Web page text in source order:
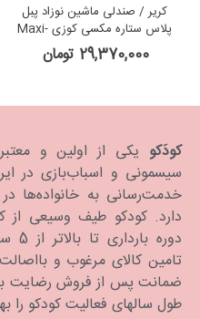
کریر / صندلی ماشین نوزاد پبل
پلاس ستاره مکسی کوزی Maxi-
Cosi Pebble+ Star
29,370,000 تومان
کودَکو یکی از اولین و
خدمت‌رسانی به خانواده‌ها در
دارد. كودكو طیف وسیعی از
تامین کالای مرغوب و
ضمانت پس از فروش رضایت
طول سالهای فعالیت کودکو را